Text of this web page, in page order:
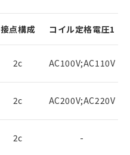
接点構成 コイル定格電圧1
2c AC100V;AC110V
2c AC200V;AC220V
2c -